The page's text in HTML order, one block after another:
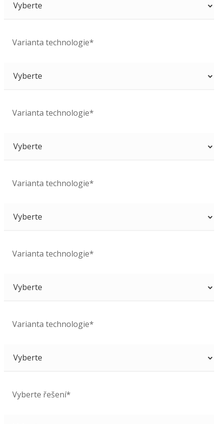
Varianta technologie*
Varianta technologie*
Varianta technologie*
Varianta technologie*
Varianta technologie*
Vyberte řešení*